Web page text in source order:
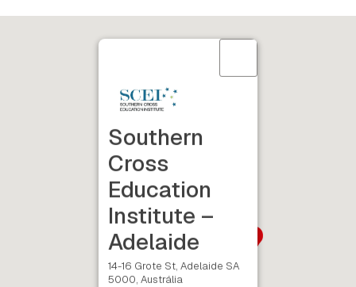
Southern
Cross
Education
Institute –
Adelaide
14-16 Grote St, Adelaide SA
5000, Austrália